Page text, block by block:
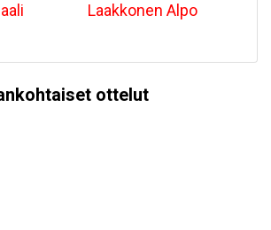
Laakkonen Alpo
ottelut